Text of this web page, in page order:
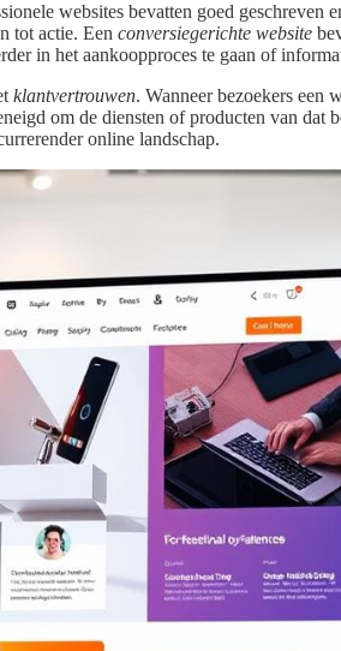
websites bevatten goed geschreven
tot actie. Een conversiegerichte website
in het aankoopproces te gaan of
klantvertrouwen. Wanneer bezoekers een
om de diensten of producten van dat
online landschap.